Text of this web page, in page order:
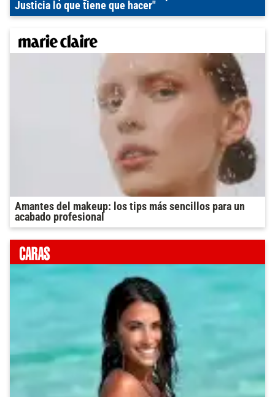
Justicia lo que tiene que hacer"
Amantes del makeup: los tips más sencillos para un
acabado profesional